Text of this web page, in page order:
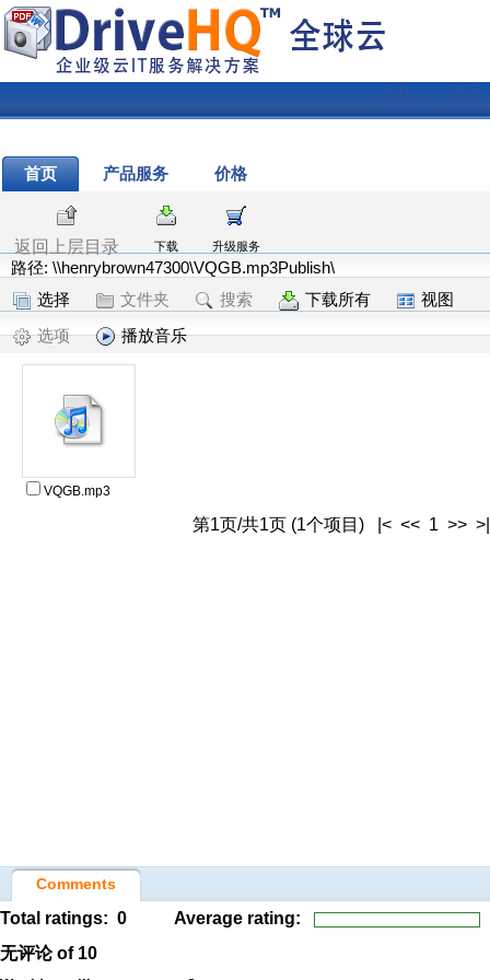
登录
首页 产品服务 价格
返回上层目录 下载 升级服务
路径: \\henrybrown47300\VQGB.mp3Publish\
选择
文件夹 搜索 下载所有
视图
选项
播放音乐
VQGB.mp3
第1页/共1页 (1个项目) |< << 1 >> >|
Comments
Total ratings: 0
Average rating:
无评论of 10